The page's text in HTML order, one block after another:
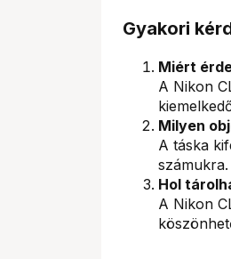
Gyakori
Miért
A Nikon
Milyen
A táska
számukra.
Hol
A Nikon